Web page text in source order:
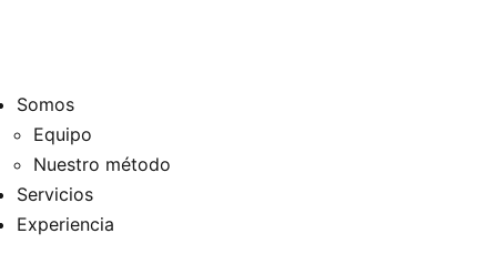
Somos
Equipo
Nuestro método
Servicios
Experiencia